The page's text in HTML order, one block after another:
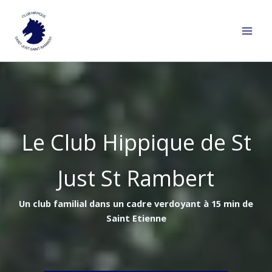
contenu
Le Club Hippique de St
Just St Rambert
Un club familial dans un cadre verdoyant à 15 min de
Saint Etienne